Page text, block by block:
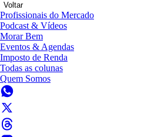
Voltar
Profissionais do Mercado
Podcast & Vídeos
Morar Bem
Eventos & Agendas
Imposto de Renda
Todas as colunas
Quem Somos